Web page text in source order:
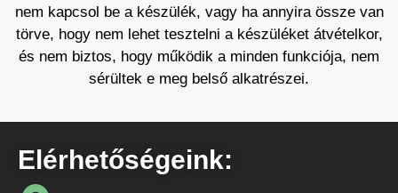
nem kapcsol be a készülék, vagy ha annyira össze van
törve, hogy nem lehet tesztelni a készüléket átvételkor,
és nem biztos, hogy működik a minden funkciója, nem
sérültek e meg belső alkatrészei.
Elérhetőségeink: